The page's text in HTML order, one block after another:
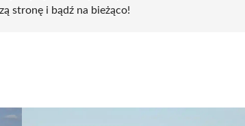
stronę i bądź na bieżąco!